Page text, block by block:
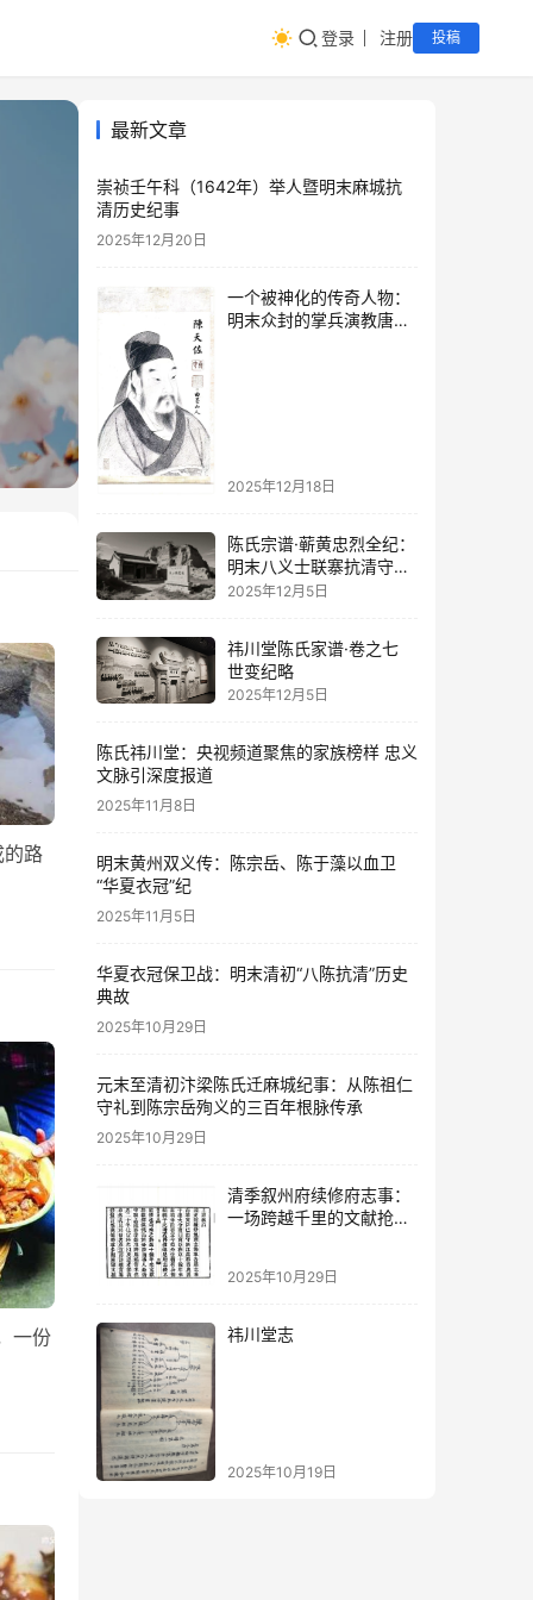
登录 注册 投稿
的路
一份
最新文章
崇祯壬午科（1642年）举人暨明末麻城抗
清历史纪事
2025年12月20日
一个被神化的传奇人物：
明末众封的掌兵演教唐氏
2025年12月18日
陈氏宗谱·蕲黄忠烈全纪：
明末八义士联寨抗清守华
夏纪事
2025年12月5日
祎川堂陈氏家谱·卷之七
世变纪略
2025年12月5日
陈氏祎川堂：央视频道聚焦的家族榜样 忠义
文脉引深度报道
2025年11月8日
明末黄州双义传：陈宗岳、陈于藻以血卫
“华夏衣冠”纪
2025年11月5日
华夏衣冠保卫战：明末清初“八陈抗清”历史
典故
2025年10月29日
元末至清初汴梁陈氏迁麻城纪事：从陈祖仁
守礼到陈宗岳殉义的三百年根脉传承
2025年10月29日
清季叙州府续修府志事：
一场跨越千里的文献抢救
2025年10月29日
祎川堂志
2025年10月19日